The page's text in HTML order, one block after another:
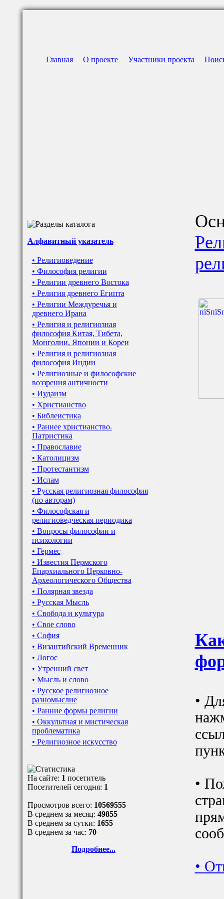
Главная О проекте Участники проекта
Алфавитный указатель
• Религиоведение
• Философия религии
• Религии древнего Востока
• Религия древнего Египта
• Религии Междуречья и
древнего Ирана
• Религия и религиозная
философия Китая, Тибета,
Монголии, Японии и Кореи
• Религия и религиозная
философия Индии
• Религиозные и философские
воззрения античности
• Иудаизм
• Христианство
• Библеистика
• Раннее христианство.
Патристика
• Православие
• Католицизм
• Протестантизм
• Ислам
• Русская религиозная философия
(по авторам)
• Философская и
религиоведческая периодика
• Вопросы философии и
психологии
• Гермес
• Известия Пермского
Епархиального Церковно-
Археологического Общества
• Полярная звезда
• Русская Мысль
• Свобода и культура
• Свое слово
• София
• Византийский Временник
• Логос
• Утренний свет
• Мысль и слово
• Русское религиозное
разномыслие
• Ранние формы религии
• Оккультная и мистическая
проблематика
• Религиозное искусство
На сайте: 1 посетитель
Посетителей сегодня: 1
Просмотров всего: 10569555
В среднем за месяц: 49855
В среднем за сутки: 1655
В среднем за час: 70
Подробнее...
•
•
•